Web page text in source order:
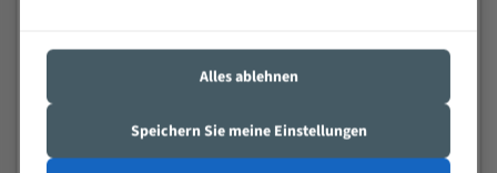
Spezielle Zahngeometrie und Zahnteilung
Alles ablehnen
Speichern Sie meine Einstellungen